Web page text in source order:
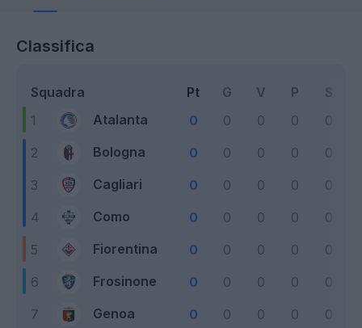
Classifica
Squadra Pt G V P S
1
Atalanta 0 0 0 0 0
2
Bologna 0 0 0 0 0
3
Cagliari 0 0 0 0 0
4
Como 0 0 0 0 0
5
Fiorentina 0 0 0 0 0
6
Frosinone 0 0 0 0 0
7
Genoa 0 0 0 0 0